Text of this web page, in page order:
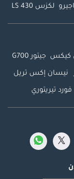
لكزس LS 430
كيكس جيتور G700
نيسان إكس تريل
فورد تيريتوري